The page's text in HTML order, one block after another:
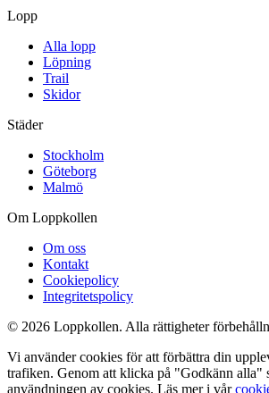
Lopp
Alla lopp
Löpning
Trail
Skidor
Städer
Stockholm
Göteborg
Malmö
Om Loppkollen
Om oss
Kontakt
Cookiepolicy
Integritetspolicy
© 2026 Loppkollen. Alla rättigheter
Vi använder cookies för att förbättra din
trafiken. Genom att klicka på "Godkänn alla"
användningen av cookies. Läs mer i vår